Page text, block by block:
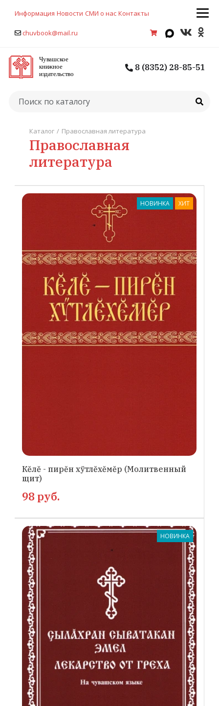
Информация Новости СМИ о нас Контакты
chuvbook@mail.ru
8 (8352) 28-85-51
Каталог / Православная литература
Православная
литература
Кĕлĕ - пирĕн хÿтлĕхĕмĕр (Молитвенный
щит)
НОВИНКА ХИТ
98 руб.
НОВИНКА